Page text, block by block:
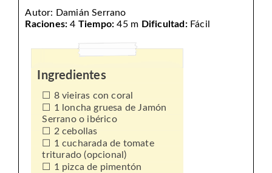
Autor: Damián Serrano
Raciones: 4 Tiempo: 45 m Dificultad:Fácil
Ingredientes
8 vieiras con coral
1 loncha gruesa de Jamón
Serrano o ibérico
2 cebollas
1 cucharada de tomate
triturado (opcional)
1 pizca de pimentón